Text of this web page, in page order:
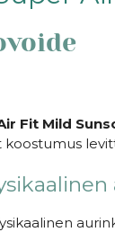
Fit Mild
koostumus